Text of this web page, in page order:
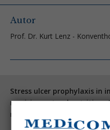
Autor
Prof. Dr. Kurt Lenz -
Stress ulcer prophylaxis in
receiving enteral nutrition:
meta-analysis.